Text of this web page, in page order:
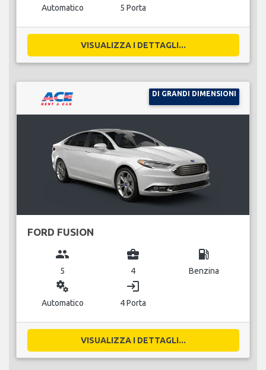
Automatico 5 Porta
VISUALIZZA I DETTAGLI...
DI GRANDI DIMENSIONI
FORD FUSION
group
5
business_center
4
local_gas_station
Benzina
miscellaneous_services
Automatico
login
4 Porta
VISUALIZZA I DETTAGLI...